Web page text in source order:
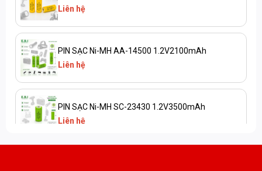
Liên hệ
PIN SẠC Ni-MH AA-14500 1.2V2100mAh
Liên hệ
PIN SẠC Ni-MH SC-23430 1.2V3500mAh
Liên hệ